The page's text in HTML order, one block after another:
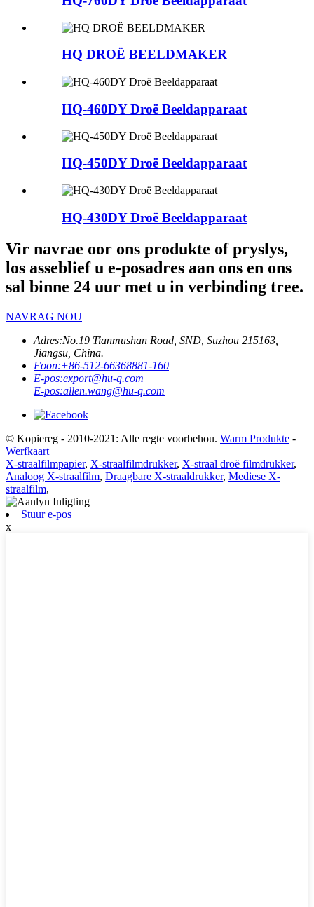
HQ DROË BEELDMAKER
HQ-460DY Droë Beeldapparaat
HQ-450DY Droë Beeldapparaat
HQ-430DY Droë Beeldapparaat
Vir navrae oor ons produkte of pryslys,
los asseblief u e-posadres aan ons en ons
sal binne 24 uur met u in verbinding tree.
NAVRAG NOU
Adres:No.19 Tianmushan Road, SND, Suzhou 215163,
Jiangsu, China.
Foon:+86-512-66368881-160
E-pos:export@hu-q.com
E-pos:allen.wang@hu-q.com
© Kopiereg - 2010-2021: Alle regte voorbehou. Warm Produkte -
Werfkaart
X-straalfilmpapier, X-straalfilmdrukker, X-straal droë filmdrukker,
Analoog X-straalfilm, Draagbare X-straaldrukker, Mediese X-
straalfilm,
Stuur e-pos
x